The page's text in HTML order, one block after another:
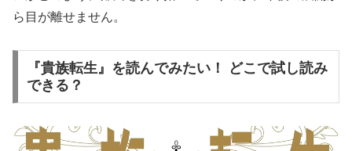
ら目が離せません。
『貴族転生』を読んでみたい！ どこで試し読み
できる？